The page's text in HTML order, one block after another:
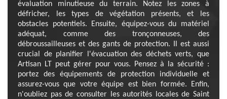
évaluation minutieuse du terrain. Notez les zones à
défricher, les types de végétation présents, et les
obstacles potentiels. Ensuite, équipez-vous du matériel
adéquat, comme des tronçonneuses, des
débroussailleuses et des gants de protection. Il est aussi
crucial de planifier l'évacuation des déchets verts, que
Artisan LT peut gérer pour vous. Pensez à la sécurité :
portez des équipements de protection individuelle et
assurez-vous que votre équipe est bien formée. Enfin,
n'oubliez pas de consulter les autorités locales de Saint